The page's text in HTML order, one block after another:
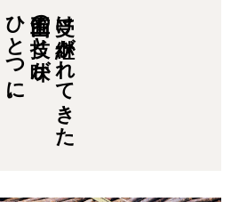
受け継がれてきた
五箇山の技と味が
ひとつに。